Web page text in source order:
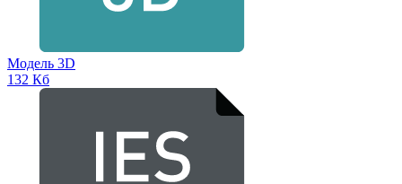
Модель 3D
132 Кб